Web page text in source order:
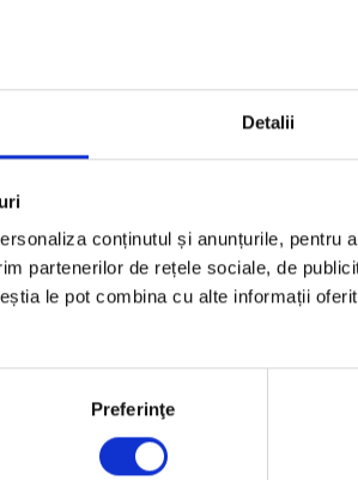
Detalii
conținutul și anunțurile, pentru
partenerilor de rețele sociale, de
le pot combina cu alte informații
Preferinţe
Goluri mai multe, glezne
De ce contează cum vorbim cu și
Ilustrații deIrina Perju
Timp de citire: 17 minute
19 septembrie 2019